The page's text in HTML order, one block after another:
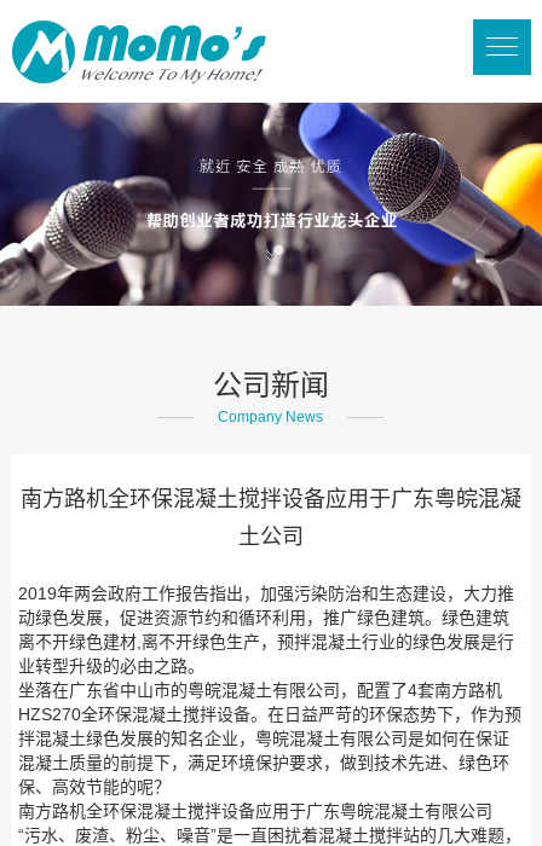
公司新闻
Company News
南方路机全环保混凝土搅拌设备应用于广东粤皖混凝
土公司
2019年两会政府工作报告指出，加强污染防治和生态建设，大力推
动绿色发展，促进资源节约和循环利用，推广绿色建筑。绿色建筑
离不开绿色建材,离不开绿色生产，预拌混凝土行业的绿色发展是行
业转型升级的必由之路。
坐落在广东省中山市的粤皖混凝土有限公司，配置了4套南方路机
HZS270全环保混凝土搅拌设备。在日益严苛的环保态势下，作为预
拌混凝土绿色发展的知名企业，粤皖混凝土有限公司是如何在保证
混凝土质量的前提下，满足环境保护要求，做到技术先进、绿色环
保、高效节能的呢？
南方路机全环保混凝土搅拌设备应用于广东粤皖混凝土有限公司
“污水、废渣、粉尘、噪音”是一直困扰着混凝土搅拌站的几大难题，